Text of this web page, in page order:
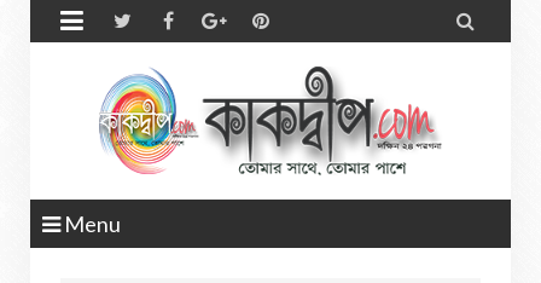
 
Menu